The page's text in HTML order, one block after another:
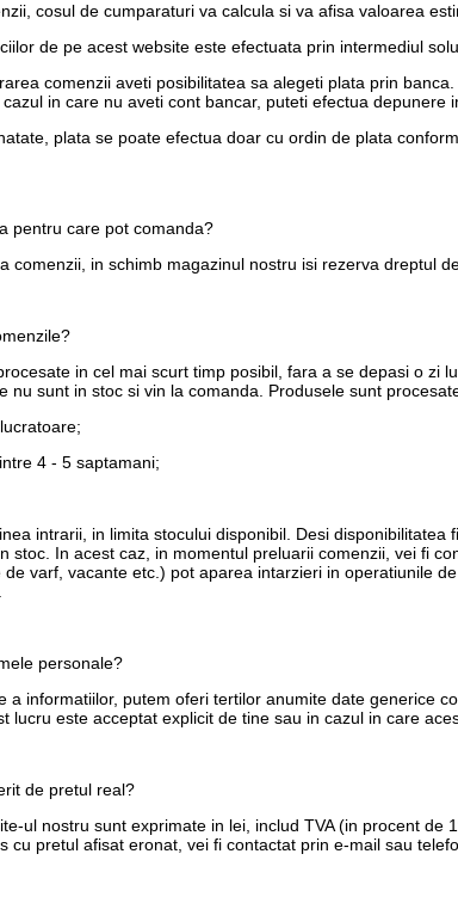
cosul de cumparaturi va calcula si va afisa valoarea
de pe acest website este efectuata prin intermediul
comenzii aveti posibilitatea sa alegeti plata prin
in care nu aveti cont bancar, puteti efectua depunere
plata se poate efectua doar cu ordin de plata
pentru care pot comanda?
comenzii, in schimb magazinul nostru isi rezerva dreptul
in cel mai scurt timp posibil, fara a se depasi o
nu sunt in stoc si vin la comanda. Produsele sunt
4 - 5 saptamani;
intrarii, in limita stocului disponibil. Desi
stoc. In acest caz, in momentul preluarii comenzii, vei fi
varf, vacante etc.) pot aparea intarzieri in operatiunile
personale?
a informatiilor, putem oferi tertilor anumite date generice
lucru este acceptat explicit de tine sau in cazul in care
de pretul real?
ul nostru sunt exprimate in lei, includ TVA (in procent
cu pretul afisat eronat, vei fi contactat prin e-mail sau